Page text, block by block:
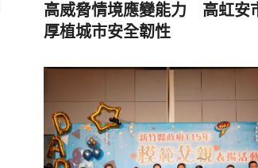
高威脅情境應變能力 高虹安
厚植城市安全韌性